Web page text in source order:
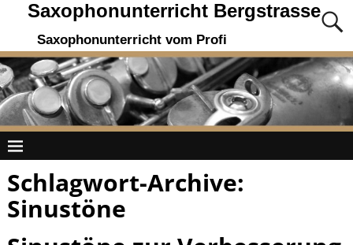
Saxophonunterricht Bergstrasse
Saxophonunterricht vom Profi
Schlagwort-Archive:
Sinustöne